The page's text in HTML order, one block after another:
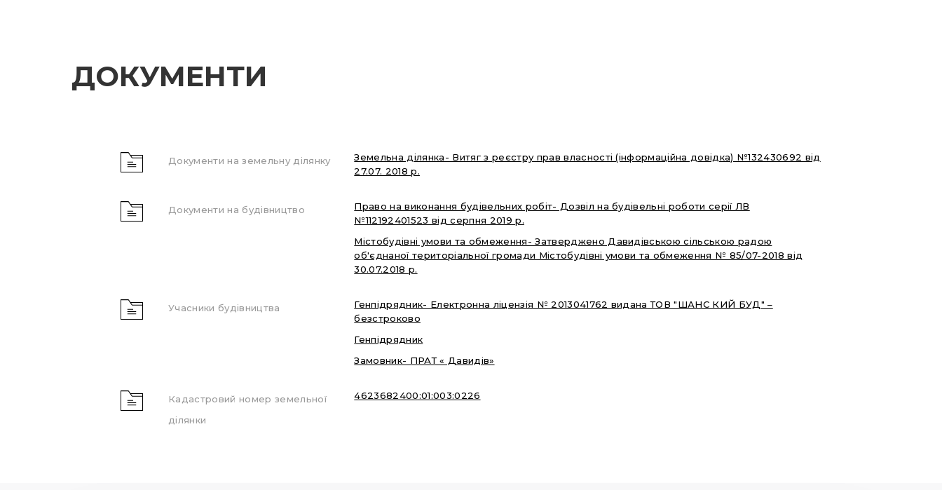
ДОКУМЕНТИ
Документи на земельну ділянку
Земельна ділянка- Витяг з реєстру прав власності (інформаційна довідка) №132430692 від
27.07. 2018 р.
Документи на будівництво
Право на виконання будівельних робіт- Дозвіл на будівельні роботи серії ЛВ
№112192401523 від серпня 2019 р.
Містобудівні умови та обмеження- Затверджено Давидівською сільською радою
об'єднаної територіальної громади Містобудівні умови та обмеження № 85/07-2018 від
30.07.2018 р.
Учасники будівництва
Генпідрядник- Електронна ліцензія № 2013041762 видана ТОВ "ШАНС КИЙ БУД" –
безстроково
Генпідрядник
Замовник- ПРАТ « Давидів»
Кадастровий номер земельної
ділянки
4623682400:01:003:0226